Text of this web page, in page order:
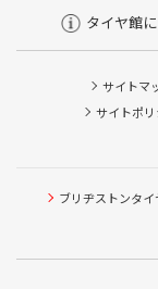
タイヤ館
サイトマ
サイトポ
ブリヂストンタイ
タイヤ点検・
ピット作業の